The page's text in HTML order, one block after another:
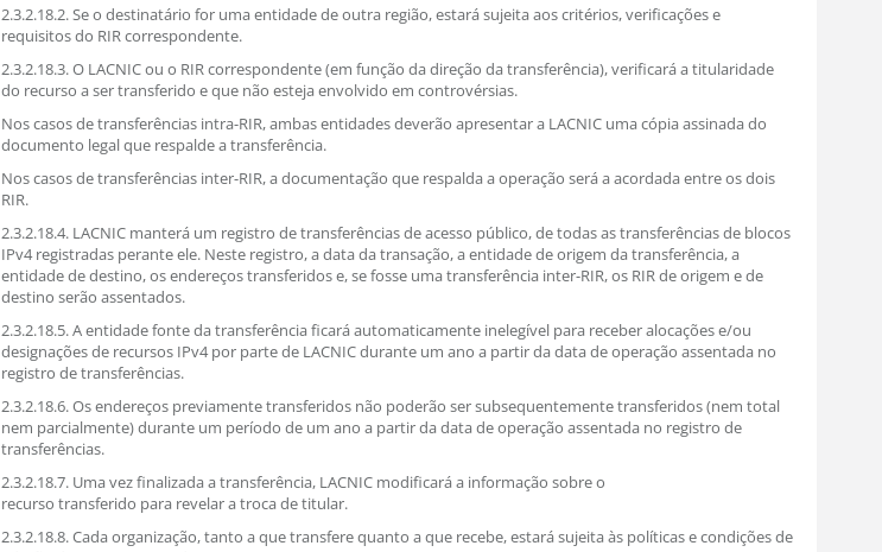
2.3.2.18.2. Se o destinatário for uma entidade de outra região, estará sujeita aos critérios, verificações e
requisitos do RIR correspondente.
2.3.2.18.3. O LACNIC ou o RIR correspondente (em função da direção da transferência), verificará a titularidade
do recurso a ser transferido e que não esteja envolvido em controvérsias.
Nos casos de transferências intra-RIR, ambas entidades deverão apresentar a LACNIC uma cópia assinada do
documento legal que respalde a transferência.
Nos casos de transferências inter-RIR, a documentação que respalda a operação será a acordada entre os dois
RIR.
2.3.2.18.4. LACNIC manterá um registro de transferências de acesso público, de todas as transferências de blocos
IPv4 registradas perante ele. Neste registro, a data da transação, a entidade de origem da transferência, a
entidade de destino, os endereços transferidos e, se fosse uma transferência inter-RIR, os RIR de origem e de
destino serão assentados.
2.3.2.18.5. A entidade fonte da transferência ficará automaticamente inelegível para receber alocações e/ou
designações de recursos IPv4 por parte de LACNIC durante um ano a partir da data de operação assentada no
registro de transferências.
2.3.2.18.6. Os endereços previamente transferidos não poderão ser subsequentemente transferidos (nem total
nem parcialmente) durante um período de um ano a partir da data de operação assentada no registro de
transferências.
2.3.2.18.7. Uma vez finalizada a transferência, LACNIC modificará a informação sobre o
recurso transferido para revelar a troca de titular.
2.3.2.18.8. Cada organização, tanto a que transfere quanto a que recebe, estará sujeita às políticas e condições de